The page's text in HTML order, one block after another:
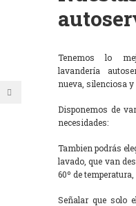
Tenemos lo
lavandería
nueva, silenciosa y
Disponemos de
necesidades:
Tambien podrás
lavado, que van
60º de
Señalar que solo